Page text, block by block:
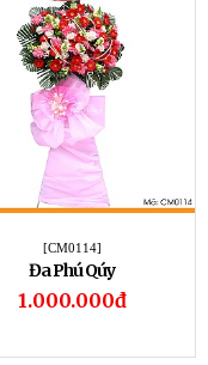
[CM0114]
Đa Phú Qúy
1.000.000đ